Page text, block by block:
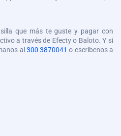
que más te guste y pagar con
a través de Efecty o Baloto. Y si
al 300 3870041 o escríbenos a